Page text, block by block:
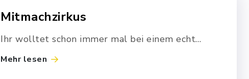
Mitmachzirkus
Ihr wolltet schon immer mal bei einem echten
Zirkus mitmachen? Von den Profis lernen wie
Mehr lesen